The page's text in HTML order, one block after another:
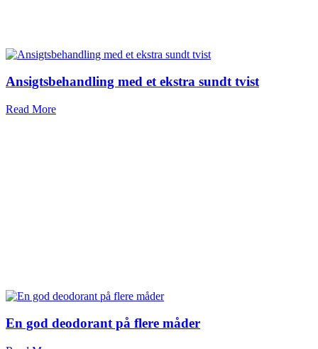
Ansigtsbehandling med et ekstra sundt tvist
Read More
En god deodorant på flere måder